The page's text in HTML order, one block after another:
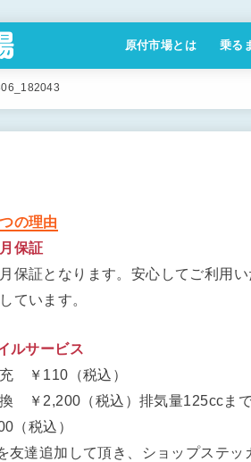
原付市場とは 乗る
の理由
保証
保証となります。安心してご利用
ています。
ルサービス
￥110（税込）
換 ￥2,200（税込）排気量125ccま
（税込）
友達追加して頂き、ショップステッ